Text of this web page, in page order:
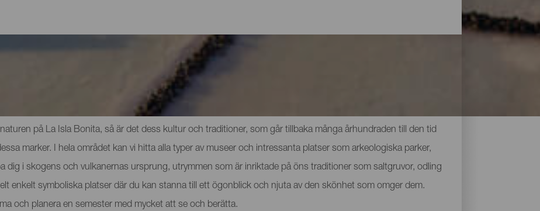
och sevärdheterna på La Palma
på La Isla Bonita, så är det dess kultur och traditioner, som går tillbaka många århundraden till den tid
marker. I hela området kan vi hitta alla typer av museer och intressanta platser som arkeologiska parker,
dig i skogens och vulkanernas ursprung, utrymmen som är inriktade på öns traditioner som saltgruvor, odling
enkelt symboliska platser där du kan stanna till ett ögonblick och njuta av den skönhet som omger dem.
och planera en semester med mycket att se och berätta.